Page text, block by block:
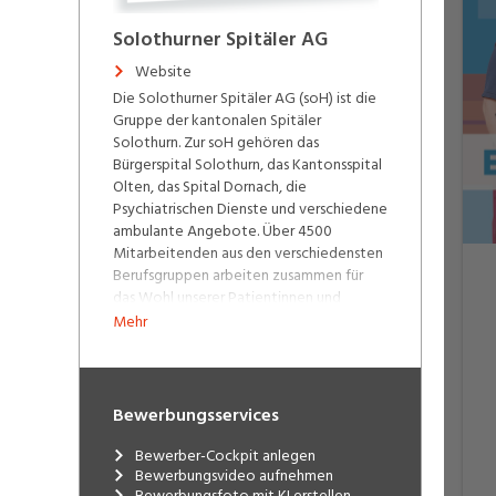
Solothurner Spitäler AG
Website
Die Solothurner Spitäler AG (soH) ist die
Gruppe der kantonalen Spitäler
Solothurn. Zur soH gehören das
Bürgerspital Solothurn, das Kantonsspital
Olten, das Spital Dornach, die
Psychiatrischen Dienste und verschiedene
ambulante Angebote. Über 4500
Mitarbeitenden aus den verschiedensten
Berufsgruppen arbeiten zusammen für
das Wohl unserer Patientinnen und
Patienten. Einziger Eigentümer der
zurzeit der Kanton Solothurn. Unsere
Bürgerspital Solothurn
Kantonsspital Olten
Spital Dornach
Psychiatrische Dienste
Mehr
Bewerbungsservices
Bewerber-Cockpit anlegen
Bewerbungsvideo aufnehmen